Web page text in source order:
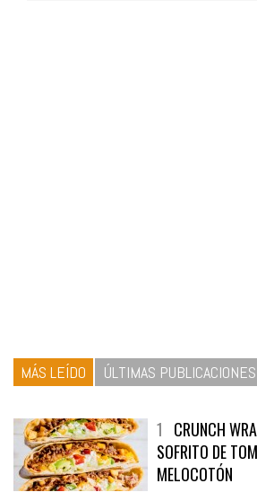
1CRUNCH
SOFRITO DE